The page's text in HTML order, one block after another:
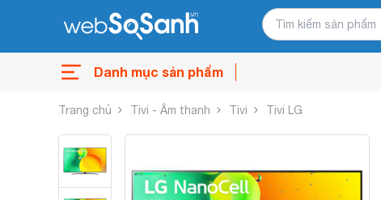
Danh mục sản phẩm
Trang chủ Tivi - Âm thanh Tivi Tivi LG